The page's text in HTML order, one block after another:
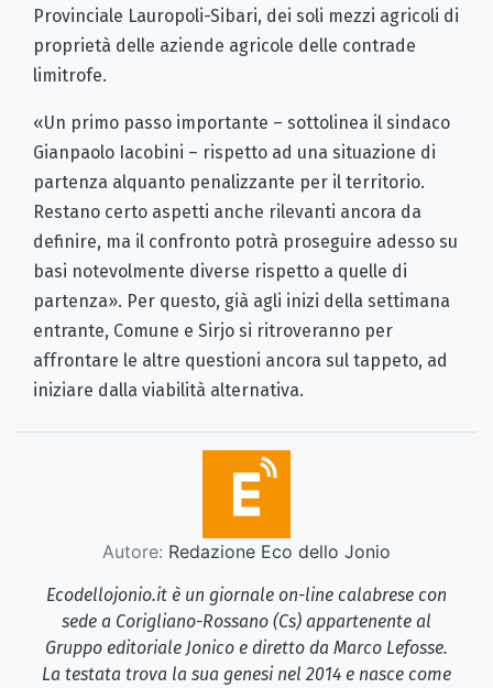
Provinciale Lauropoli-Sibari, dei soli mezzi agricoli di
proprietà delle aziende agricole delle contrade
limitrofe.
«Un primo passo importante – sottolinea il sindaco
Gianpaolo Iacobini – rispetto ad una situazione di
partenza alquanto penalizzante per il territorio.
Restano certo aspetti anche rilevanti ancora da
definire, ma il confronto potrà proseguire adesso su
basi notevolmente diverse rispetto a quelle di
partenza». Per questo, già agli inizi della settimana
entrante, Comune e Sirjo si ritroveranno per
affrontare le altre questioni ancora sul tappeto, ad
iniziare dalla viabilità alternativa.
Autore: Redazione Eco dello Jonio
Ecodellojonio.it è un giornale on-line calabrese con
sede a Corigliano-Rossano (Cs) appartenente al
Gruppo editoriale Jonico e diretto da Marco Lefosse.
La testata trova la sua genesi nel 2014 e nasce come